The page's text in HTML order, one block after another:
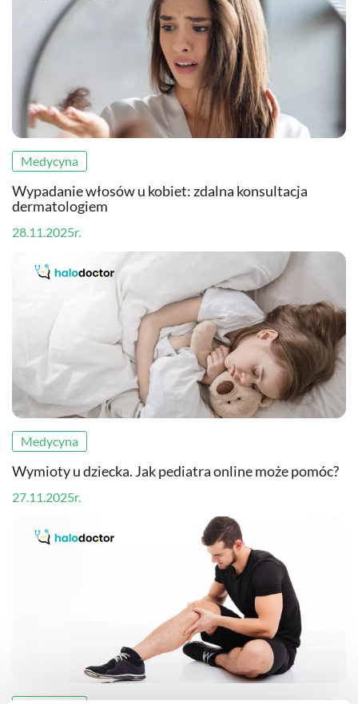
Medycyna
Wypadanie włosów u kobiet: zdalna konsultacja
dermatologiem
28.11.2025r.
Medycyna
Wymioty u dziecka. Jak pediatra online może pomóc?
27.11.2025r.